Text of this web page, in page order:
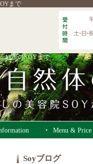
まで
好市のSOYまで
Menu & Price
Soyブログ